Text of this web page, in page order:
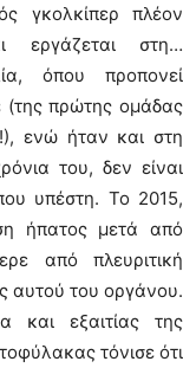
γκολκίπερ πλέον
εργάζεται στη…
όπου προπονεί
(της πρώτης ομάδας
ενώ ήταν και στη
του, δεν είναι
υπέστη. Το 2015,
ήπατος μετά από
από πλευριτική
αυτού του οργάνου.
και εξαιτίας της
τόνισε ότι